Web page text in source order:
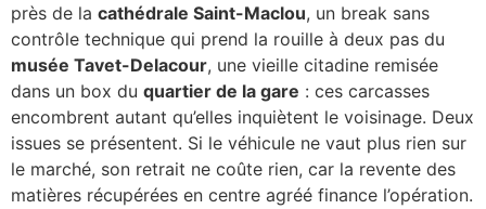
près de la cathédrale Saint-Maclou, un break sans
contrôle technique qui prend la rouille à deux pas du
musée Tavet-Delacour, une vieille citadine remisée
dans un box du quartier de la gare : ces carcasses
encombrent autant qu’elles inquiètent le voisinage. Deux
issues se présentent. Si le véhicule ne vaut plus rien sur
le marché, son retrait ne coûte rien, car la revente des
matières récupérées en centre agréé finance l’opération.